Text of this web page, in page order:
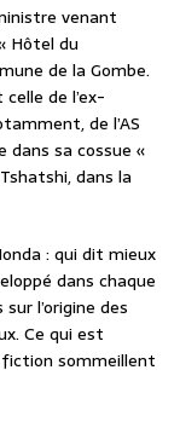
venant
Hôtel du
de la Gombe.
de l’ex-
de l’AS
dans sa cossue «
dans la
: qui dit mieux
dans chaque
l’origine des
Ce qui est
fiction sommeillent